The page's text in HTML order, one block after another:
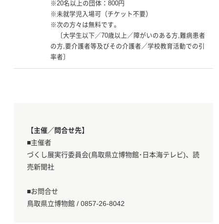
※20名以上の団体：800円
※未就学児入場可（チケット不要）
※次の方々は無料です。
〔大学生以下／70歳以上／障がいのある方,難病患者
の方,要介護者等及びその介護者／学校教育活動での引
率者〕
【主催／問合せ先】
■主催者
づくし展実行委員会(鳥取県立博物館･日本海テレビ)、読
売新聞社
■お問合せ
鳥取県立博物館 / 0857-26-8042